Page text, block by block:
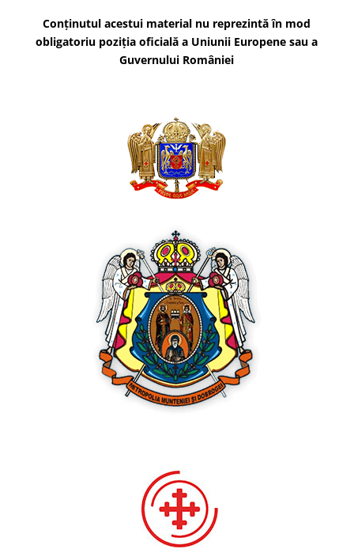
Conținutul acestui material nu reprezintă în mod
obligatoriu poziția oficială a Uniunii Europene sau a
Guvernului României